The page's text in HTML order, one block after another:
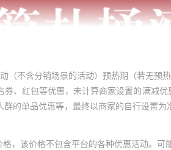
（不含分销场景的活动）预热期（若无
、红包等优惠，未计算商家设置的满减
的单品优惠等，最终以商家的自行设置
，该价格不包含平台的各种优惠活动。